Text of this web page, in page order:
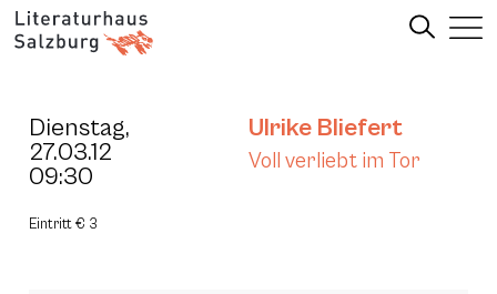
Dienstag,
27.03.12
09:30
Ulrike Bliefert
Voll verliebt im Tor
Eintritt € 3